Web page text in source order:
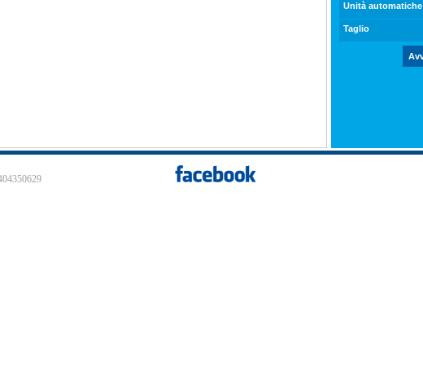
Unità automatiche
Taglio